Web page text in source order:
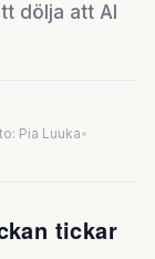
dölja att AI
Pia Luuka•
tickar